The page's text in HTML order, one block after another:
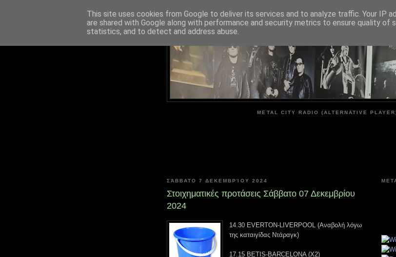
METAL CITY
METAL CITY RADIO (ALTERNATIVE
ΣΆΒΒΑΤΟ 7 ΔΕΚΕΜΒΡΊΟΥ 2024
Στοιχηματικές προτάσεις Σάββατο 07 Δεκεμβρίου
2024
14.30 EVERTON-LIVERPOOL (Αναβολή λόγω
της καταιγίδας Ντάραγκ)
17.15 BETIS-BARCELONA (X2)
This site uses cookies from Google to deliver its services and to analyze traffic. Your IP
are shared with Google along with performance and security metrics to ensure quality of
statistics, and to detect and address abuse.